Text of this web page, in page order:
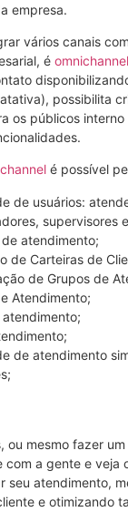
empresa.
vários canais
é omnichannel
possibilita
os públicos
é possível
de usuários:
supervisores
de atendimento;
de Carteiras de
de Grupos de
Atendimento;
atendimento;
de atendimento
ou mesmo fazer
com a gente e veja
seu atendimento,
e otimizando